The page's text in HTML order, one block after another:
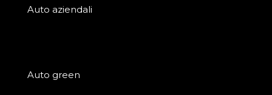
Auto aziendali
Auto green